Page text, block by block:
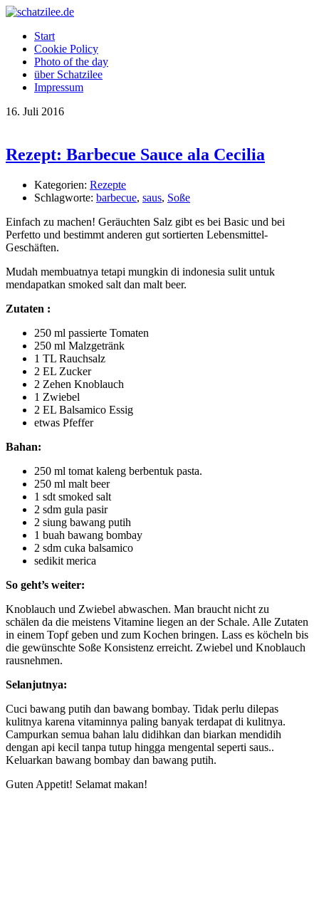
Start
Cookie Policy
Photo of the day
über Schatzilee
Impressum
16. Juli 2016
Rezept: Barbecue Sauce ala Cecilia
Kategorien: Rezepte
Schlagworte: barbecue, saus, Soße
Einfach zu machen! Geräuchten Salz gibt es bei Basic und bei
Perfetto und bestimmt anderen gut sortierten Lebensmittel-
Geschäften.
Mudah membuatnya tetapi mungkin di indonesia sulit untuk
mendapatkan smoked salt dan malt beer.
Zutaten :
250 ml passierte Tomaten
250 ml Malzgetränk
1 TL Rauchsalz
2 EL Zucker
2 Zehen Knoblauch
1 Zwiebel
2 EL Balsamico Essig
etwas Pfeffer
Bahan:
250 ml tomat kaleng berbentuk pasta.
250 ml malt beer
1 sdt smoked salt
2 sdm gula pasir
2 siung bawang putih
1 buah bawang bombay
2 sdm cuka balsamico
sedikit merica
So geht’s weiter:
Knoblauch und Zwiebel abwaschen. Man braucht nicht zu
schälen da die meistens Vitamine liegen an der Schale. Alle Zutaten
in einem Topf geben und zum Kochen bringen. Lass es köcheln bis
die gewünschte Soße Konsistenz erreicht. Zwiebel und Knoblauch
rausnehmen.
Selanjutnya:
Cuci bawang putih dan bawang bombay. Tidak perlu dilepas
kulitnya karena vitaminnya paling banyak terdapat di kulitnya.
Campurkan semua bahan lalu didihkan dan biarkan mendidih
dengan api kecil tanpa tutup hingga mengental seperti saus..
Keluarkan bawang bombay dan bawang putih.
Guten Appetit! Selamat makan!